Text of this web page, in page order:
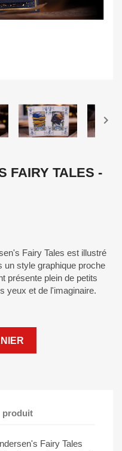

FAIRY TALES -
Fairy Tales est illustré
un style graphique proche
présente plein de petits
yeux et de l'imaginaire.
produit
Fairy Tales